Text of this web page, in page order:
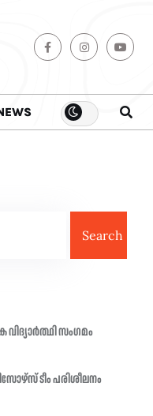
Search
സംഗമം
ടീം പരിശീലനം